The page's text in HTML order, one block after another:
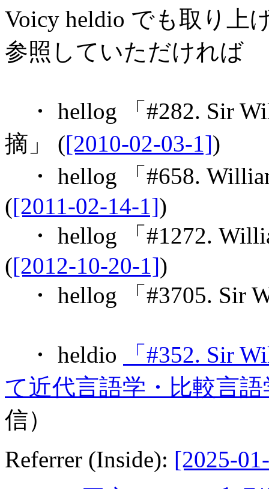
Voicy heldio でも取り上
参照していただければ
・ hellog 「#282. Sir
摘」 ([2010-02-03-1])
・ hellog 「#658.
([2011-02-14-1])
・ hellog 「#1272.
([2012-10-20-1])
・ hellog 「#3705. Sir
・ heldio
「#352. Sir
て近代言語学・比較言
信）
Referrer (Inside): [2025-